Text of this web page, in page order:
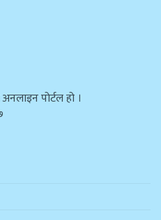
अनलाइन पोर्टल हो ।